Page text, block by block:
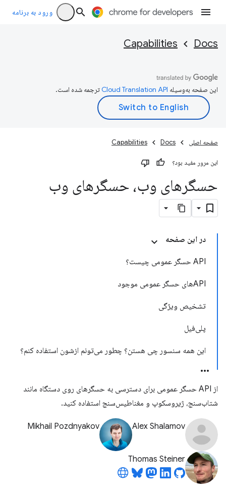
ورود به برنامه
Docs
Capabilities
این صفحه به‌وسیله ترجمه شده است.
صفحه اصلی Docs
Capabilities
این مرور مفید بود؟
حسگرهای وب، حسگرهای وب
در این صفحه
API حسگر عمومی چیست؟
APIهای حسگر عمومی موجود
تشخیص ویژگی
پلی‌فیل
این همه سنسور چی هستن؟ چطور می‌تونم ازشون استفاده کنم؟
از API حسگر عمومی برای دسترسی به حسگرهای روی دستگاه مانند
شتاب‌سنج، ژیروسکوپ و مغناطیس‌سنج استفاده کنید.
Alex Shalamov
Mikhail Pozdnyakov
Thomas Steiner